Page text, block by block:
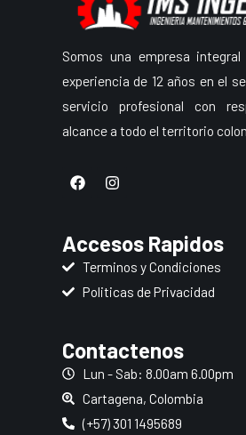
Somos una empresa
experiencia de 12 años en el
servicio profesional con
alcance a todo el territorio
F
a
o
o
I
n
g
r
m
Accesos Rapidos
Terminos y Condiciones
Politicas de Privacidad
Contactenos
Lun - Sab: 8.00am 6.00pm
Cartagena, Colombia
(+57) 301 1495689